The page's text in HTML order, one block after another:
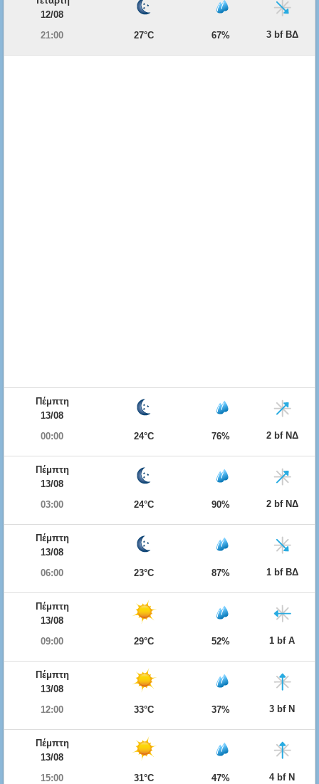
12/08
21:00
27°C 67% 3 bf ΒΔ
Πέμπτη
13/08
00:00
24°C 76% 2 bf ΝΔ
Πέμπτη
13/08
03:00
24°C 90% 2 bf ΝΔ
Πέμπτη
13/08
06:00
23°C 87% 1 bf ΒΔ
Πέμπτη
13/08
09:00
29°C 52% 1 bf Α
Πέμπτη
13/08
12:00
33°C 37% 3 bf Ν
Πέμπτη
13/08
15:00
31°C 47% 4 bf Ν